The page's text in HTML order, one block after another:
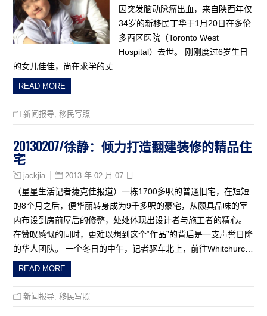
因突发脑动脉瘤出血，来自陕西年仅
34岁的新移民丁华于1月20日在多伦
多西区医院（Toronto West
Hospital）去世。 刚刚度过6岁生日
的女儿佳佳，尚在求学的丈…
READ MORE
新闻报导 ,移民写照
20130207/徐静：倾力打造翻建装修的精品住
宅
jackjia 2013 年 02 月 07 日
（星星生活记者捷克佳报道）一栋1700多呎的普通旧宅，在短短
的8个月之后，便华丽转身成为9千多呎的豪宅，从颇具品味的室
内布设到房前屋后的修整，处处体现出设计者与施工者的精心。
在赞叹感慨的同时，更难以想到这个“作品”的背后是一支声誉日隆
的华人团队。 一个冬日的中午，记者驱车北上，前往Whitchurc…
READ MORE
新闻报导 ,移民写照